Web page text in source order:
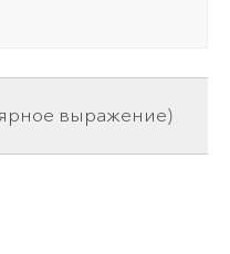
выражение)